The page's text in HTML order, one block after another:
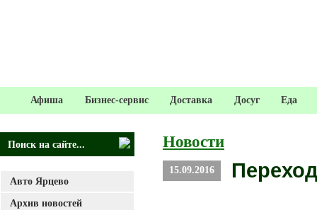
Афиша Бизнес-сервис Доставка Досуг Еда
Новости
15.09.2016
Авто Ярцево
Архив новостей